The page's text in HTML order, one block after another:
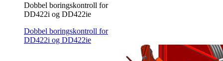
Dobbel boringskontroll for
DD422i og DD422ie
Dobbel boringskontroll for
DD422i og DD422ie